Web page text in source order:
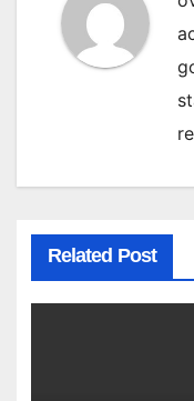
Related Post